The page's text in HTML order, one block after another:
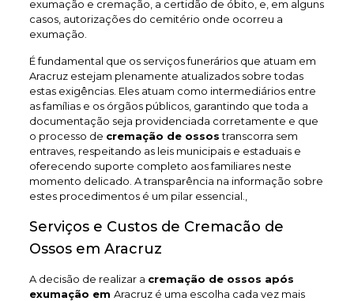
exumação e cremação, a certidão de óbito, e, em alguns
casos, autorizações do cemitério onde ocorreu a
exumação.
É fundamental que os serviços funerários que atuam em
Aracruz estejam plenamente atualizados sobre todas
estas exigências. Eles atuam como intermediários entre
as famílias e os órgãos públicos, garantindo que toda a
documentação seja providenciada corretamente e que
o processo de cremação de ossostranscorra sem
entraves, respeitando as leis municipais e estaduais e
oferecendo suporte completo aos familiares neste
momento delicado. A transparência na informação sobre
estes procedimentos é um pilar essencial.,
Serviços e Custos de Cremacão de
Ossos em Aracruz
A decisão de realizar a cremação de ossos após
exumação em Aracruz é uma escolha cada vez mais